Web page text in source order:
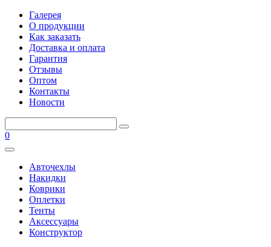
Галерея
О продукции
Как заказать
Доставка и оплата
Гарантия
Отзывы
Оптом
Контакты
Новости
0
Авточехлы
Накидки
Коврики
Оплетки
Тенты
Аксессуары
Конструктор